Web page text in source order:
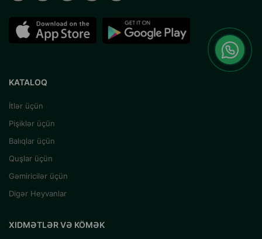
KATALOQ
İtlər üçün
Pişiklər üçün
Balıqlar üçün
Quşlar üçün
Gəmiricilər üçün
Digər Heyvanlar
XIDMƏTLƏR VƏ KÖMƏK